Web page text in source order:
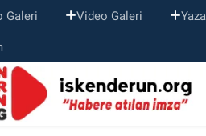
Galeri Video Galeri